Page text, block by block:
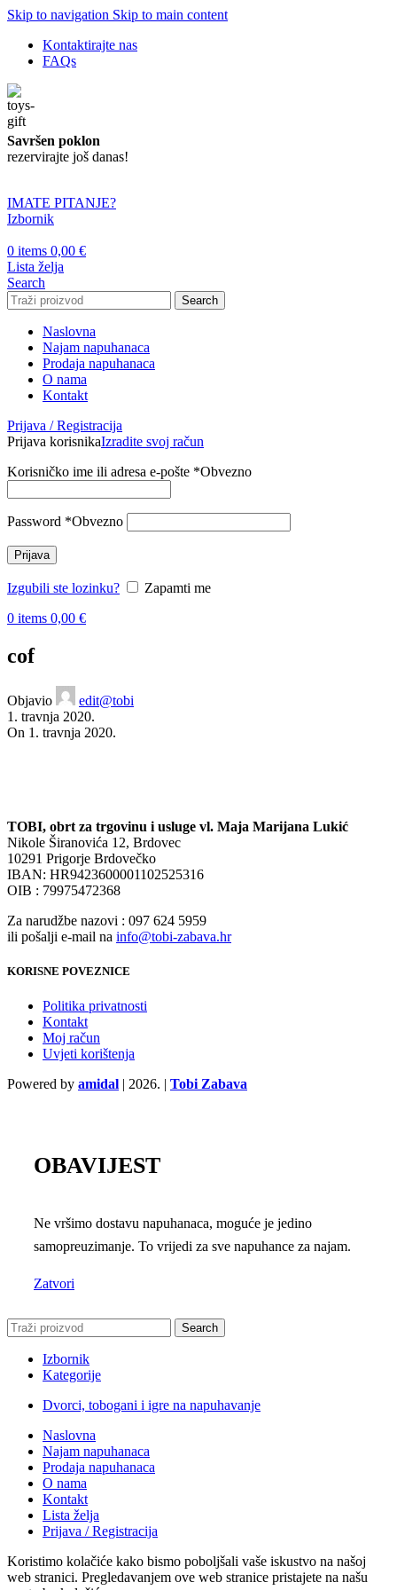
Skip to navigation Skip to main content
Kontaktirajte nas
FAQs
Savršen poklon
rezervirajte još danas!
IMATE PITANJE?
Izbornik
0 items 0,00 €
Lista želja
Search
Search
Naslovna
Najam napuhanaca
Prodaja napuhanaca
O nama
Kontakt
Prijava / Registracija
Prijava korisnikaIzradite svoj račun
Korisničko ime ili adresa e-pošte *Obvezno
Password *Obvezno
Prijava
Izgubili ste lozinku?
Zapamti me
0 items 0,00 €
cof
Objavio
edit@tobi
1. travnja 2020.
On 1. travnja 2020.
TOBI, obrt za trgovinu i usluge vl. Maja Marijana Lukić
Nikole Širanovića 12, Brdovec
10291 Prigorje Brdovečko
IBAN: HR9423600001102525316
OIB : 79975472368
Za narudžbe nazovi : 097 624 5959
ili pošalji e-mail na info@tobi-zabava.hr
KORISNE POVEZNICE
Politika privatnosti
Kontakt
Moj račun
Uvjeti korištenja
Powered by amidal | 2026. | Tobi Zabava
OBAVIJEST
Ne vršimo dostavu napuhanaca, moguće je jedino
samopreuzimanje. To vrijedi za sve napuhance za najam.
Zatvori
Search
Izbornik
Kategorije
Dvorci, tobogani i igre na napuhavanje
Naslovna
Najam napuhanaca
Prodaja napuhanaca
O nama
Kontakt
Lista želja
Prijava / Registracija
Koristimo kolačiće kako bismo poboljšali vaše iskustvo na našoj
web stranici. Pregledavanjem ove web stranice pristajete na našu